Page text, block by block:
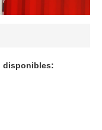
disponibles: